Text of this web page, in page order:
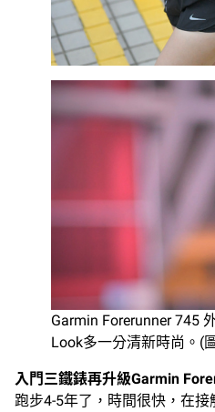
Garmin Forerunner 745
Look多一分清新時尚。(
入門三鐵錶再升級Garmin
跑步4-5年了，時間很快，在